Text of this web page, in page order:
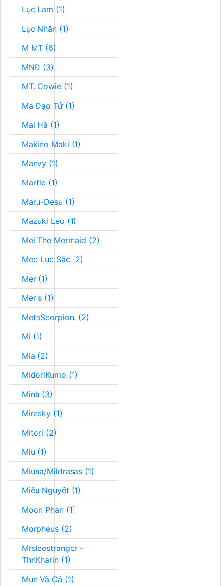
Lục Lam (1)
Lục Nhân (1)
M MT (6)
MNĐ (3)
MT. Cowie (1)
Ma Đạo Tử (1)
Mai Hà (1)
Makino Maki (1)
Manvy (1)
Martle (1)
Maru-Desu (1)
Mazuki Leo (1)
Mei The Mermaid (2)
Meo Lục Sắc (2)
Mer (1)
Meris (1)
MetaScorpion. (2)
Mi (1)
Mia (2)
MidoriKumo (1)
Minh (3)
Mirasky (1)
Mitori (2)
Miu (1)
Miuna/Mildrasas (1)
Miêu Nguyệt (1)
Moon Phan (1)
Morpheus (2)
Mrsleestranger -
ThnKharin (1)
Mun Và Cá (1)